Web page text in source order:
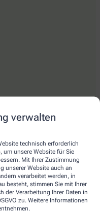
verwalten
technisch erforderlich
um unsere Website für Sie
Mit Ihrer Zustimmung
unserer Website auch an
verarbeitet werden, in
besteht, stimmen Sie mit Ihrer
der Verarbeitung Ihrer Daten in
zu. Weitere Informationen
Ihrer Apotheke vor Ort.